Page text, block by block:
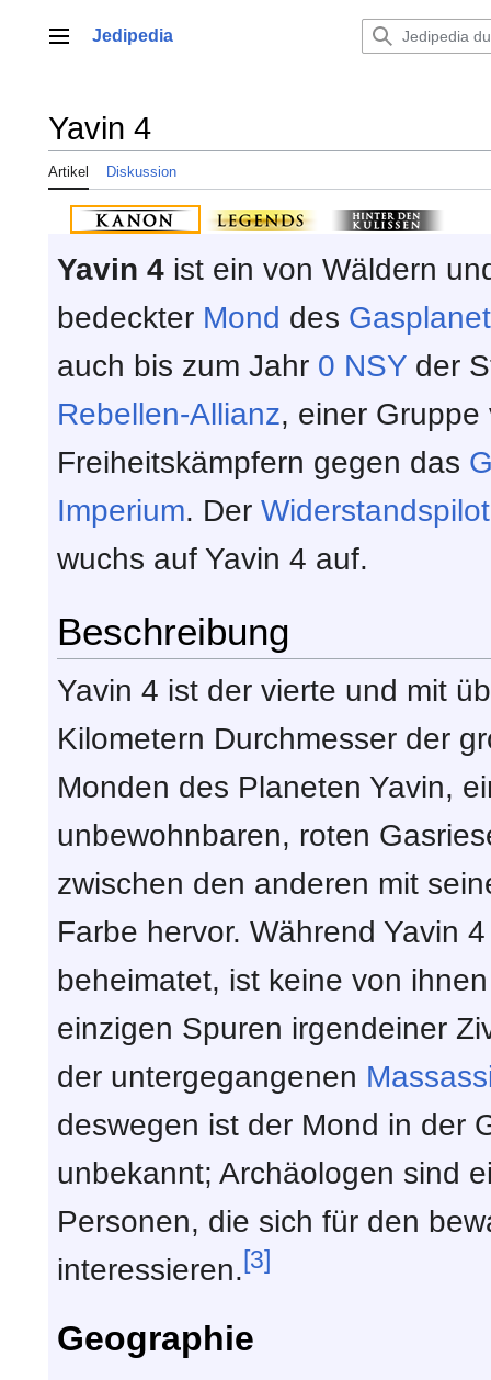
springenHauptmenü
Jedipedia
Yavin 4
Artikel Diskussion
Yavin 4 ist ein von Wäldern
bedeckter Mond des
auch bis zum Jahr 0 NSY der
Rebellen-Allianz, einer Gruppe
Freiheitskämpfern gegen das
Imperium. Der Widerstandspilot
wuchs auf Yavin 4 auf.
Beschreibung
Yavin 4 ist der vierte und mit
Kilometern Durchmesser der
Monden des Planeten Yavin,
unbewohnbaren, roten
zwischen den anderen mit
Farbe hervor. Während Yavin
beheimatet, ist keine von
einzigen Spuren irgendeiner
der untergegangenen
deswegen ist der Mond in der
unbekannt; Archäologen sind
Personen, die sich für den
interessieren.[3]
Geographie